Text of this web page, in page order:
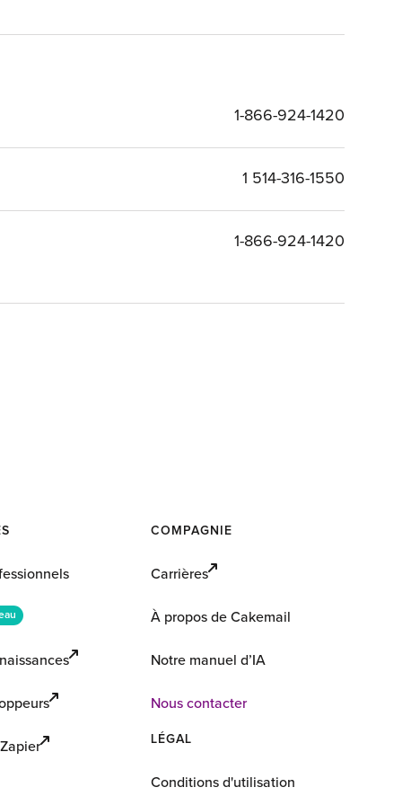
1-866-924-1420
1 514-316-1550
1-866-924-1420
COMPAGNIE
Carrières
À propos de Cakemail
Notre manuel d’IA
Nous contacter
LÉGAL
Conditions d'utilisation